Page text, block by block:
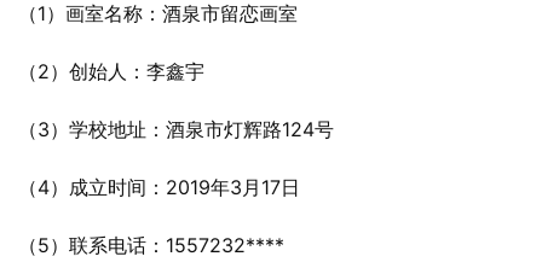
（1）画室名称：酒泉市留恋画室
（2）创始人：李鑫宇
（3）学校地址：酒泉市灯辉路124号
（4）成立时间：2019年3月17日
（5）联系电话：1557232****